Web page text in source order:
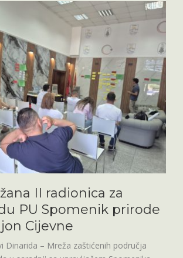
II radionica za
PU Spomenik prirode
Cijevne
Dinarida – Mreža zaštićenih područja